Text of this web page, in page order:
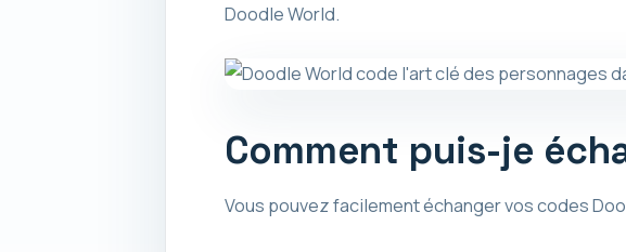
Doodle World.
Comment puis-je
Vous pouvez facilement échanger vos codes